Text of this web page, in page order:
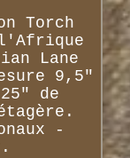
Torch
Lane
9,5"
de
-